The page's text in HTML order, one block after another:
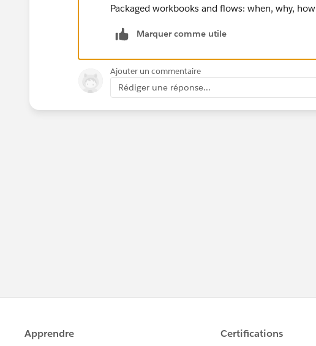
Packaged workbooks and flows: when, why, how
Marquer comme utile
Ajouter un commentaire
Rédiger une réponse...